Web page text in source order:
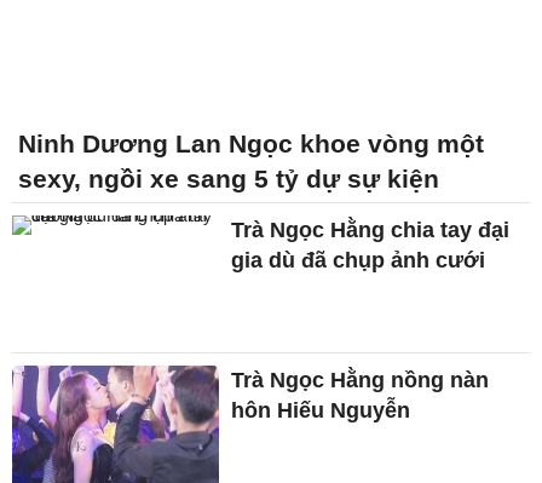
Ninh Dương Lan Ngọc khoe vòng một
sexy, ngồi xe sang 5 tỷ dự sự kiện
Trà Ngọc Hằng chia tay đại
gia dù đã chụp ảnh cưới
Trà Ngọc Hằng nồng nàn
hôn Hiếu Nguyễn